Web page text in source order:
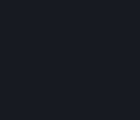
Dónde se aplican
La oferta de reembolsos de Steam, en
desde la compra y con menos de dos
se aplica a los juegos y las
la tienda de Steam. Aquí tienes un
los reembolsos con otros tipos de
(Contenido de la tienda de Steam